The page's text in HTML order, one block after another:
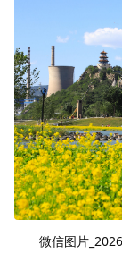
微信图片